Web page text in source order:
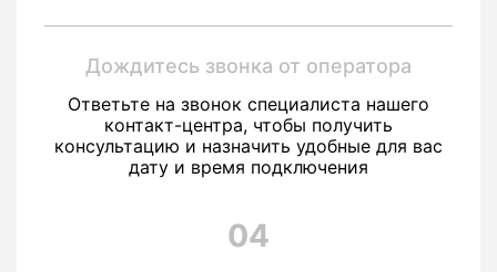
Дождитесь звонка от оператора
Ответьте на звонок специалиста нашего
контакт-центра, чтобы получить
консультацию и назначить удобные для вас
дату и время подключения
04